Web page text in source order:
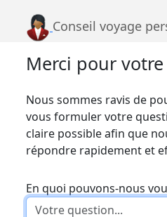
Conseil voyage
Merci pour
Nous sommes ravis de
vous formuler votre
claire possible afin que
répondre rapidement et
En quoi pouvons-nous